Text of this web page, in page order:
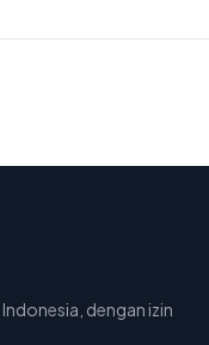
dengan izin